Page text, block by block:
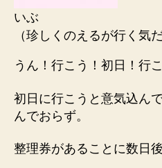
いぶ
（珍しくのえるが行く気
うん！行こう！初日！行こ
初日に行こうと意気込ん
んでおらず。
整理券があることに数日